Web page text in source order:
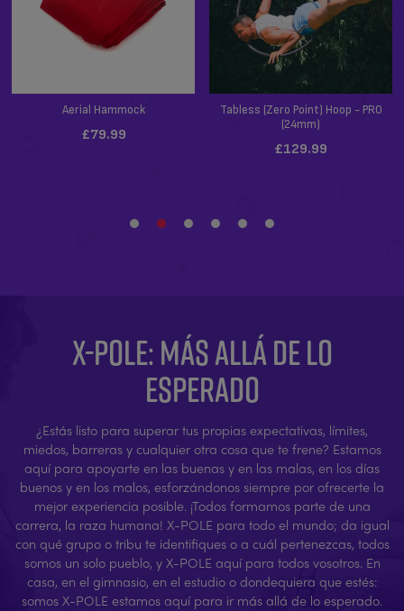
X-POLE: MÁS ALLÁ DE LO
ESPERADO
¿Estás listo para superar tus propias expectativas, límites,
miedos, barreras y cualquier otra cosa que te frene? Estamos
aquí para apoyarte en las buenas y en las malas, en los días
buenos y en los malos, esforzándonos siempre por ofrecerte la
mejor experiencia posible. ¡Todos formamos parte de una
carrera, la raza humana! X-POLE para todo el mundo; da igual
con qué grupo o tribu te identifiques o a cuál pertenezcas, todos
somos un solo pueblo, y X-POLE aquí para todos vosotros. En
casa, en el gimnasio, en el estudio o dondequiera que estés:
somos X-POLE estamos aquí para ir más allá de lo esperado.